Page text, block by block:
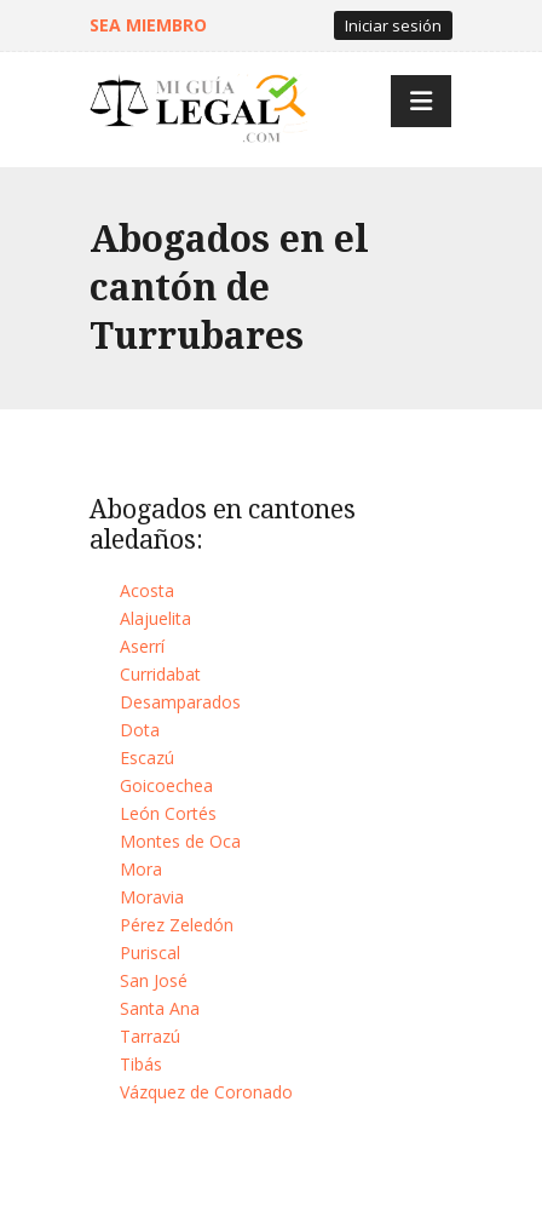
SEA MIEMBRO Iniciar sesión
Abogados en el
cantón de
Turrubares
Abogados en cantones
aledaños:
Acosta
Alajuelita
Aserrí
Curridabat
Desamparados
Dota
Escazú
Goicoechea
León Cortés
Montes de Oca
Mora
Moravia
Pérez Zeledón
Puriscal
San José
Santa Ana
Tarrazú
Tibás
Vázquez de Coronado